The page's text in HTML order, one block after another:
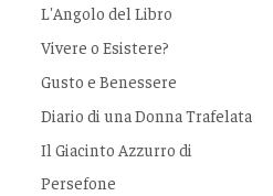
L'Angolo del Libro
Vivere o Esistere?
Gusto e Benessere
Diario di una Donna Trafelata
Il Giacinto Azzurro di
Persefone